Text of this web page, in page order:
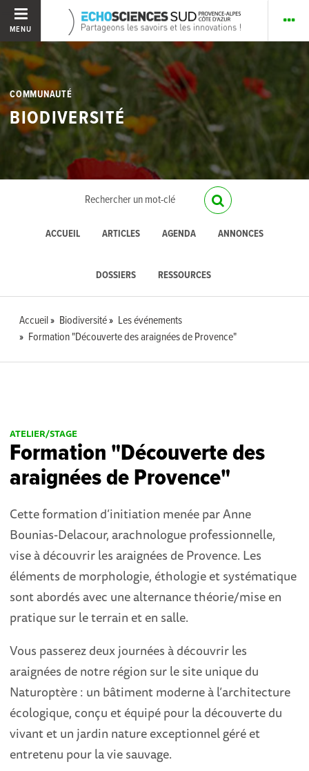
MENU
COMMUNAUTÉ
BIODIVERSITÉ
ACCUEIL ARTICLES AGENDA ANNONCES
DOSSIERS RESSOURCES
Accueil Biodiversité
Les événements
Formation "Découverte des araignées de Provence"
ATELIER/STAGE
Formation "Découverte des
araignées de Provence"
Cette formation d’initiation menée par Anne
Bounias-Delacour, arachnologue professionnelle,
vise à découvrir les araignées de Provence. Les
éléments de morphologie, éthologie et systématique
sont abordés avec une alternance théorie/mise en
pratique sur le terrain et en salle.
Vous passerez deux journées à découvrir les
araignées de notre région sur le site unique du
Naturoptère : un bâtiment moderne à l’architecture
écologique, conçu et équipé pour la découverte du
vivant et un jardin nature exceptionnel géré et
entretenu pour la vie sauvage.